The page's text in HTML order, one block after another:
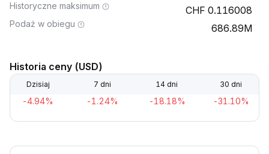
Historyczne maksimum 0.116008
Podaż w obiegu 686.89M
Historia ceny (USD)
Dzisiaj 7 dni 14 dni 30 dni
-4.94% -1.24% -18.18% -31.10%